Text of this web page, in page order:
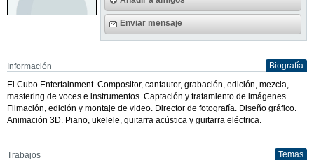
Enviar mensaje
Información
Biografía
El Cubo Entertainment. Compositor, cantautor, grabación, edición, mezcla,
mastering de voces e instrumentos. Captación y tratamiento de imágenes.
Filmación, edición y montaje de video. Director de fotografía. Diseño gráfico.
Animación 3D. Piano, ukelele, guitarra acústica y guitarra eléctrica.
Trabajos Temas